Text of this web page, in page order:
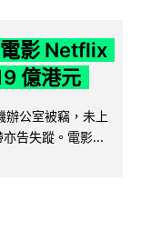
影 Netflix
億港元
辦公室被竊，未上
告失蹤。電影...